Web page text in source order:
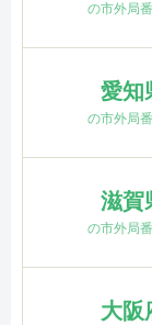
の市外局
愛知
の市外局
滋賀
の市外局
大阪